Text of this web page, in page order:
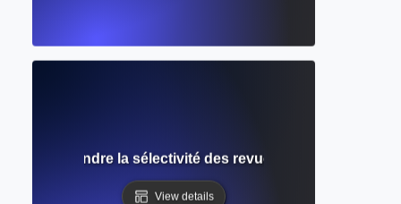
? Comprendre la sélectivité des revues et les chances
View details